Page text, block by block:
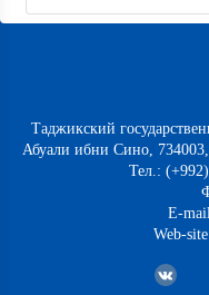
Таджикский
Абуали ибни Сино,
Тел.:
E-
Web-